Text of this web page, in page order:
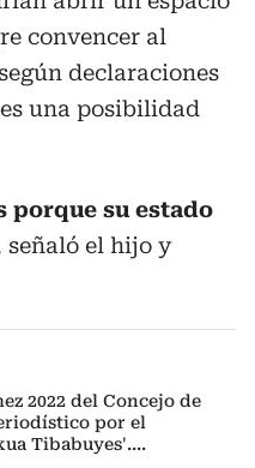
convencer al
declaraciones
una posibilidad
porque su estado
señaló el hijo y
2022 del Concejo de
por el
Tibabuyes'....